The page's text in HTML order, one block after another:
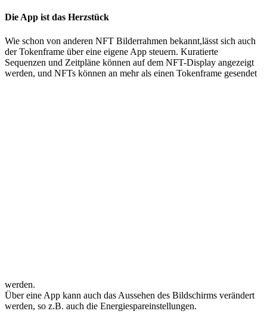
Die App ist das Herzstück
Wie schon von anderen NFT Bilderrahmen bekannt,lässt sich auch
der Tokenframe über eine eigene App steuern. Kuratierte
Sequenzen und Zeitpläne können auf dem NFT-Display angezeigt
werden, und NFTs können an mehr als einen Tokenframe gesendet
werden.
Über eine App kann auch das Aussehen des Bildschirms verändert
werden, so z.B. auch die Energiespareinstellungen.